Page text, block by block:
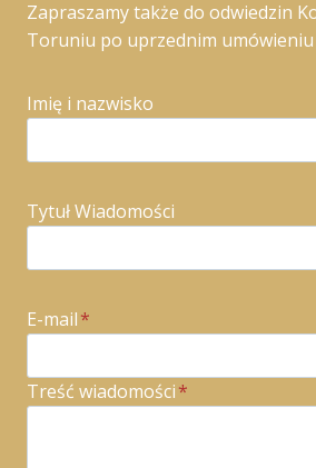
Zapraszamy także do odwiedzin
Toruniu po uprzednim
Imię i nazwisko
Tytuł Wiadomości
E-mail*
Treść wiadomości*